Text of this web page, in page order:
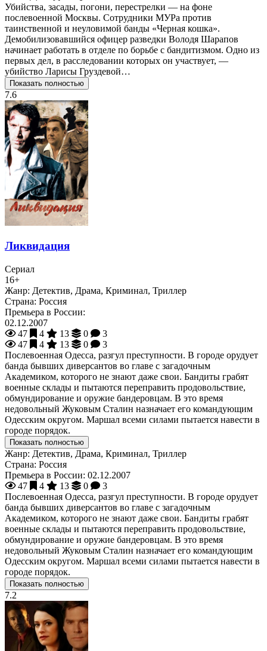
Убийства, засады, погони, перестрелки — на фоне
послевоенной Москвы. Сотрудники МУРа против
таинственной и неуловимой банды «Черная кошка».
Демобилизовавшийся офицер разведки Володя Шарапов
начинает работать в отделе по борьбе с бандитизмом. Одно из
первых дел, в расследовании которых он участвует, —
убийство Ларисы Груздевой…
Показать полностью
7.6
Ликвидация
Сериал
16+
Жанр: Детектив, Драма, Криминал, Триллер
Страна: Россия
Премьера в России:
02.12.2007
47
4 13 0
3
47
4 13 0
3
Послевоенная Одесса, разгул преступности. В городе орудует
банда бывших диверсантов во главе с загадочным
Академиком, которого не знают даже свои. Бандиты грабят
военные склады и пытаются переправить продовольствие,
обмундирование и оружие бандеровцам. В это время
недовольный Жуковым Сталин назначает его командующим
Одесским округом. Маршал всеми силами пытается навести в
городе порядок.
Показать полностью
Жанр: Детектив, Драма, Криминал, Триллер
Страна: Россия
Премьера в России: 02.12.2007
47
4 13 0
3
Послевоенная Одесса, разгул преступности. В городе орудует
банда бывших диверсантов во главе с загадочным
Академиком, которого не знают даже свои. Бандиты грабят
военные склады и пытаются переправить продовольствие,
обмундирование и оружие бандеровцам. В это время
недовольный Жуковым Сталин назначает его командующим
Одесским округом. Маршал всеми силами пытается навести в
городе порядок.
Показать полностью
7.2